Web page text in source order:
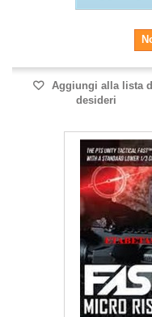
Aggiungi alla lista
desideri